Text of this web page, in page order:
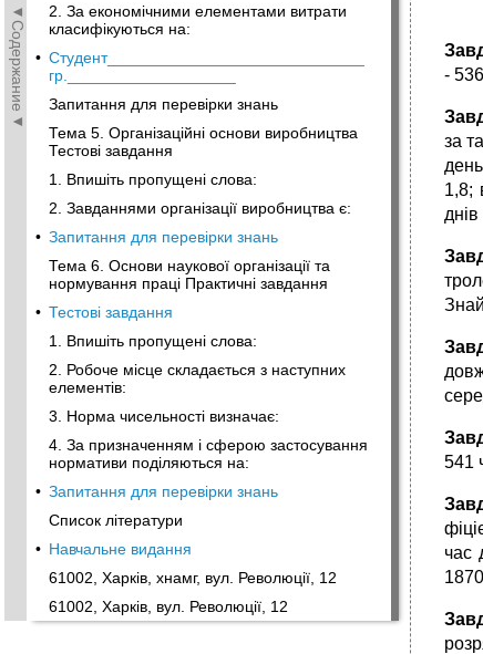
◄Содержание◄
2. За економічними елементами витрати
класифікуються на:
• Студент_____________________________
гр.___________________
Запитання для перевірки знань
Тема 5. Організаційні основи виробництва
Тестові завдання
1. Впишіть пропущені слова:
2. Завданнями організації виробництва є:
• Запитання для перевірки знань
Тема 6. Основи наукової організації та
нормування праці Практичні завдання
• Тестові завдання
1. Впишіть пропущені слова:
2. Робоче місце складається з наступних
елементів:
3. Норма чисельності визначає:
4. За призначенням і сферою застосування
нормативи поділяються на:
• Запитання для перевірки знань
Список літератури
• Навчальне видання
61002, Харків, хнамг, вул. Революції, 12
61002, Харків, вул. Революції, 12
-
за
1,8;
541
час